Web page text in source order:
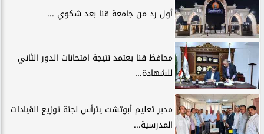
أول رد من جامعة قنا بعد شكوي ...
محافظ قنا يعتمد نتيجة امتحانات الدور الثاني
للشهادة...
مدير تعليم أبوتشت يترأس لجنة توزيع القيادات
المدرسية...